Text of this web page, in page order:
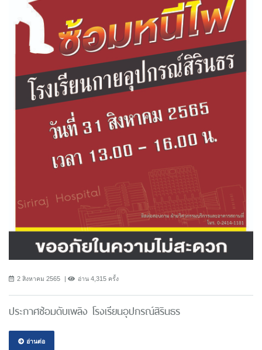
2 สิงหาคม 2565 อ่าน 4,315 ครั้ง
ประกาศซ้อมดับเพลิง โรงเรียนอุปกรณ์สิรินธร
อ่านต่อ